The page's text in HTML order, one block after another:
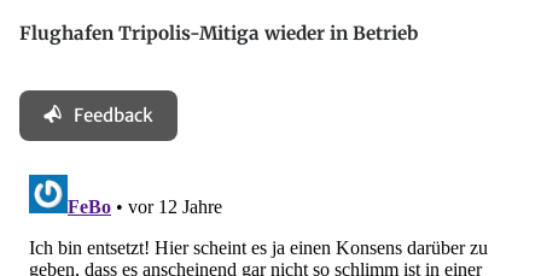
Flughafen Tripolis-Mitiga wieder in Betrieb
Feedback